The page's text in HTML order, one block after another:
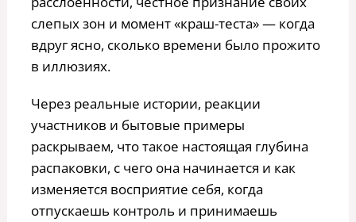
слепых зон и момент «краш-теста» — когда
вдруг ясно, сколько времени было прожито
в иллюзиях.
Через реальные истории, реакции
участников и бытовые примеры
раскрываем, что такое настоящая глубина
распаковки, с чего она начинается и как
изменяется восприятие себя, когда
отпускаешь контроль и принимаешь